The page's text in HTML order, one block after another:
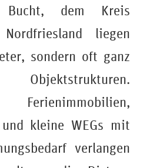
Bucht, dem Kreis
liegen
sondern oft ganz
Objektstrukturen.
kleine WEGs mit
verlangen